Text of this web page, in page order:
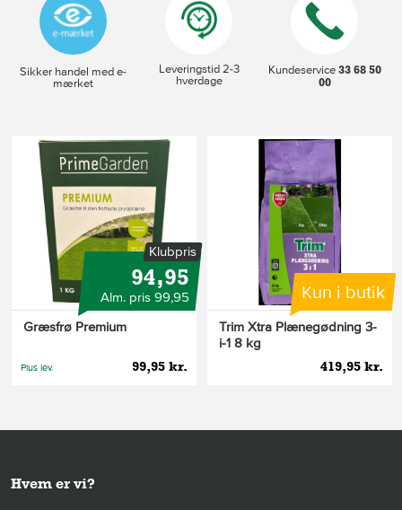
Sikker handel med e-
mærket
Leveringstid 2-3
hverdage
Kundeservice33 68 50
00
Klubpris
94,95
Alm. pris 99,95
Græsfrø Premium
99,95 kr.
Plus lev.
Kun i butik
Trim Xtra Plænegødning 3-
i-1 8 kg
419,95 kr.
Hvem er vi?